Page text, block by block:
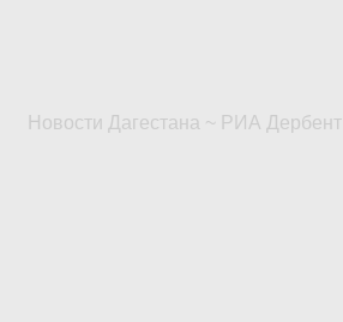
Новости Дагестана ~ РИА Дербент